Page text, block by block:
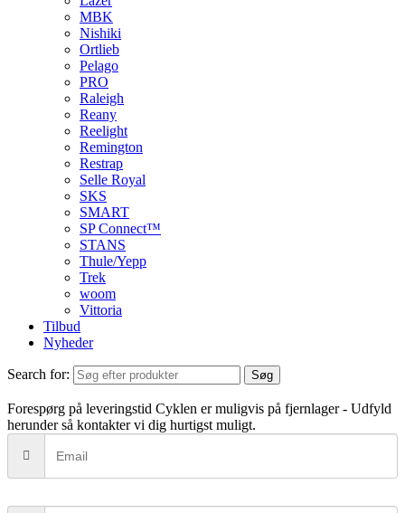
MBK
Nishiki
Ortlieb
Pelago
PRO
Raleigh
Reany
Reelight
Remington
Restrap
Selle Royal
SKS
SMART
SP Connect™
STANS
Thule/Yepp
Trek
woom
Vittoria
Tilbud
Nyheder
Search for: Søg
Forespørg på leveringstid Cyklen er muligvis på fjernlager - Udfyld
herunder så kontakter vi dig hurtigst muligt.